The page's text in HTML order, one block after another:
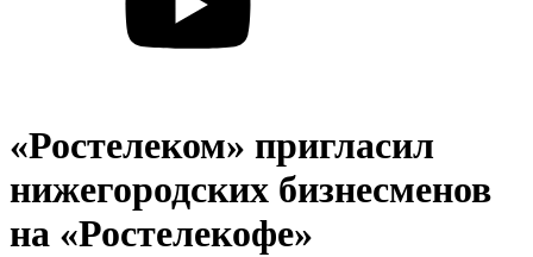
«Ростелеком» пригласил
нижегородских бизнесменов
на «Ростелекофе»